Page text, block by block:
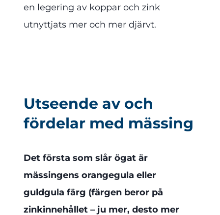
en legering av koppar och zink
utnyttjats mer och mer djärvt.
Utseende av och
fördelar med mässing
Det första som slår ögat är
mässingens orangegula eller
guldgula färg (färgen beror på
zinkinnehållet – ju mer, desto mer